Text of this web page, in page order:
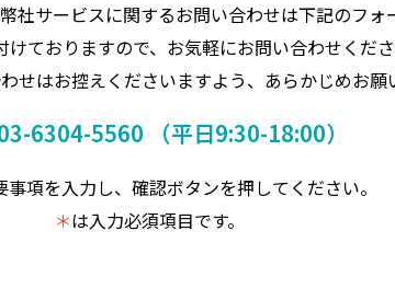
社サービスに関するお問い合わせは下記のフ
けておりますので、お気軽にお問い合わせくだ
せはお控えくださいますよう、あらかじめお願
6304-5560 （平日9:30-18:00）
事項を入力し、確認ボタンを押してください。
＊は入力必須項目です。